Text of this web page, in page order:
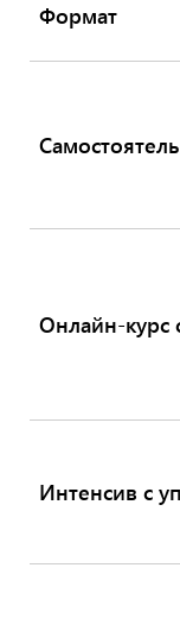
Формат
Онлайн-курс
Интенсив с